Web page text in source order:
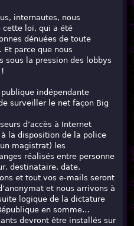
internautes, nous
cette loi, qui a été
dénuées de toute
parce que nous
sous la pression des lobbys
indépendante
surveiller le net façon Big
d’accès à Internet
la disposition de la police
magistrat) les
réalisés entre personne
destinataire, date,
et tout vos e-mails seront
et nous arrivons à
logique de la dictature
en somme…
devront être installés sur